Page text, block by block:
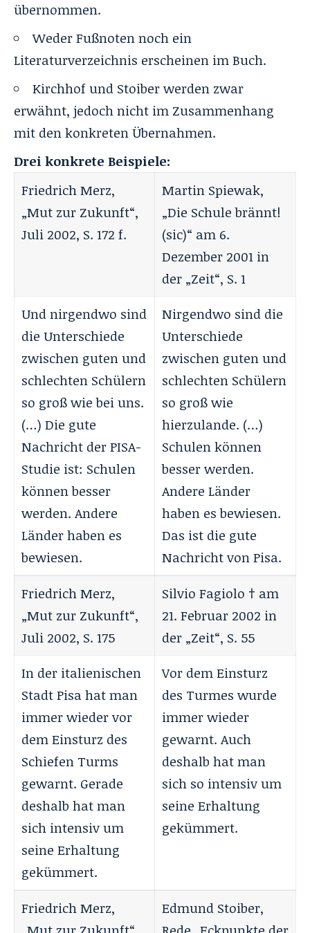
übernommen.
Weder Fußnoten noch ein
Literaturverzeichnis erscheinen im Buch.
Kirchhof und Stoiber werden zwar
erwähnt, jedoch nicht im Zusammenhang
mit den konkreten Übernahmen.
Drei konkrete Beispiele:
Friedrich Merz,
„Mut zur Zukunft“,
Juli 2002, S. 172 f.
Martin Spiewak,
„Die Schule brännt!
(sic)“ am 6.
Dezember 2001 in
der „Zeit“, S. 1
Und nirgendwo sind
die Unterschiede
zwischen guten und
schlechten Schülern
so groß wie bei uns.
(…) Die gute
Nachricht der PISA-
Studie ist: Schulen
können besser
werden. Andere
Länder haben es
bewiesen.
Nirgendwo sind die
Unterschiede
zwischen guten und
schlechten Schülern
so groß wie
hierzulande. (…)
Schulen können
besser werden.
Andere Länder
haben es bewiesen.
Das ist die gute
Nachricht von Pisa.
Friedrich Merz,
„Mut zur Zukunft“,
Juli 2002, S. 175
Silvio Fagiolo † am
21. Februar 2002 in
der „Zeit“, S. 55
In der italienischen
Stadt Pisa hat man
immer wieder vor
dem Einsturz des
Schiefen Turms
gewarnt. Gerade
deshalb hat man
sich intensiv um
seine Erhaltung
gekümmert.
Vor dem Einsturz
des Turmes wurde
immer wieder
gewarnt. Auch
deshalb hat man
sich so intensiv um
seine Erhaltung
gekümmert.
Friedrich Merz,
Edmund Stoiber,